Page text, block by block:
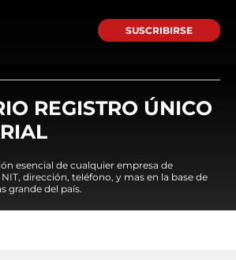
SUSCRIBIRSE
REGISTRO ÚNICO
esencial de cualquier empresa de
dirección, teléfono, y mas en la base de
grande del país.